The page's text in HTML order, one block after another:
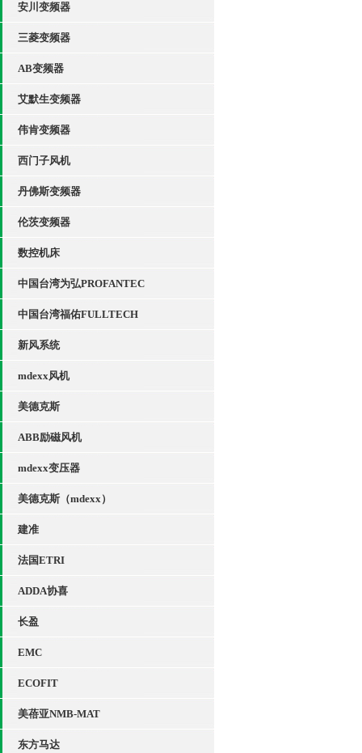
安川变频器
三菱变频器
AB变频器
艾默生变频器
伟肯变频器
西门子风机
丹佛斯变频器
伦茨变频器
数控机床
中国台湾为弘PROFANTEC
中国台湾福佑FULLTECH
新风系统
mdexx风机
美德克斯
ABB励磁风机
mdexx变压器
美德克斯（mdexx）
建准
法国ETRI
ADDA协喜
长盈
EMC
ECOFIT
美蓓亚NMB-MAT
东方马达